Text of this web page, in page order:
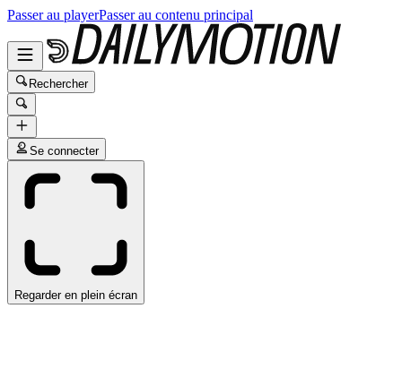
Passer au playerPasser au contenu principal
Rechercher
Se connecter
Regarder en plein écran